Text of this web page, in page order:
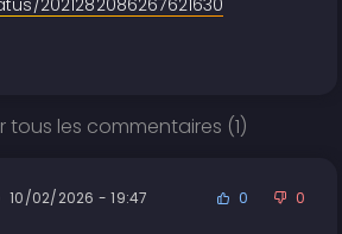
2021282086267621630
tous les commentaires (1)
10/02/2026 - 19:47 0 0